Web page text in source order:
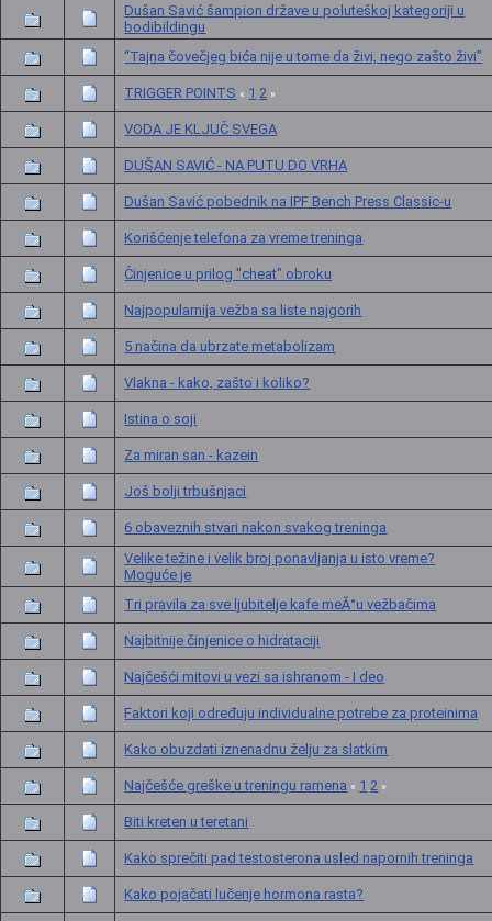
Dušan Savić šampion države u poluteškoj kategoriji u
bodibildingu
“Tajna čovečjeg bića nije u tome da živi, nego zašto živi”
TRIGGER POINTS « 1 2 »
VODA JE KLJUČ SVEGA
DUŠAN SAVIĆ - NA PUTU DO VRHA
Dušan Savić pobednik na IPF Bench Press Classic-u
Korišćenje telefona za vreme treninga
Činjenice u prilog "cheat" obroku
Najpopularnija vežba sa liste najgorih
5 načina da ubrzate metabolizam
Vlakna - kako, zašto i koliko?
Istina o soji
Za miran san - kazein
Još bolji trbušnjaci
6 obaveznih stvari nakon svakog treninga
Velike težine i velik broj ponavljanja u isto vreme?
Moguće je
Tri pravila za sve ljubitelje kafe meĂ°u vežbačima
Najbitnije činjenice o hidrataciji
Najčešći mitovi u vezi sa ishranom - I deo
Faktori koji određuju individualne potrebe za proteinima
Kako obuzdati iznenadnu želju za slatkim
Najčešće greške u treningu ramena « 1 2 »
Biti kreten u teretani
Kako sprečiti pad testosterona usled napornih treninga
Kako pojačati lučenje hormona rasta?